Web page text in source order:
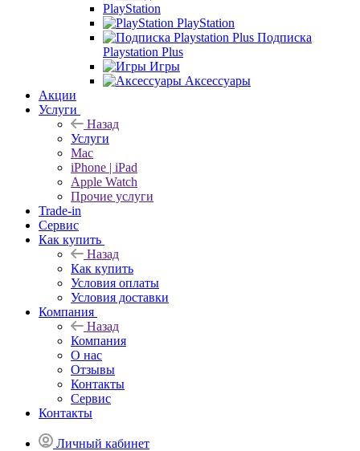
PlayStation
PlayStation
Подписка
Playstation Plus
Игры
Аксессуары
Акции
Услуги
Назад
Услуги
Mac
iPhone | iPad
Apple Watch
Прочие услуги
Trade-in
Сервис
Как купить
Назад
Как купить
Условия оплаты
Условия доставки
Компания
Назад
Компания
О нас
Отзывы
Контакты
Сервис
Контакты
Личный кабинет